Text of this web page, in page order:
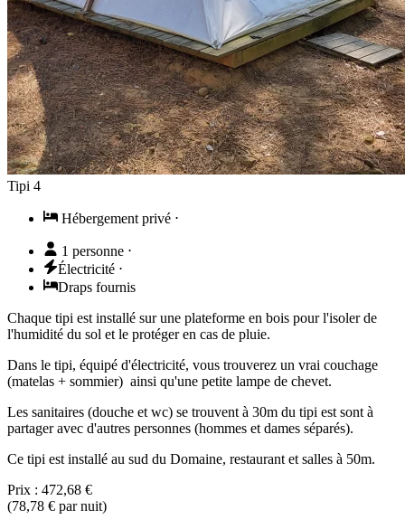
Tipi 4
Hébergement privé ⋅
1 personne ⋅
Électricité ⋅
Draps fournis
Chaque tipi est installé sur une plateforme en bois pour l'isoler de
l'humidité du sol et le protéger en cas de pluie.
Dans le tipi, équipé d'électricité, vous trouverez un vrai couchage
(matelas + sommier) ainsi qu'une petite lampe de chevet.
Les sanitaires (douche et wc) se trouvent à 30m du tipi est sont à
partager avec d'autres personnes (hommes et dames séparés).
Ce tipi est installé au sud du Domaine, restaurant et salles à 50m.
Prix : 472,68 €
(78,78 € par nuit)